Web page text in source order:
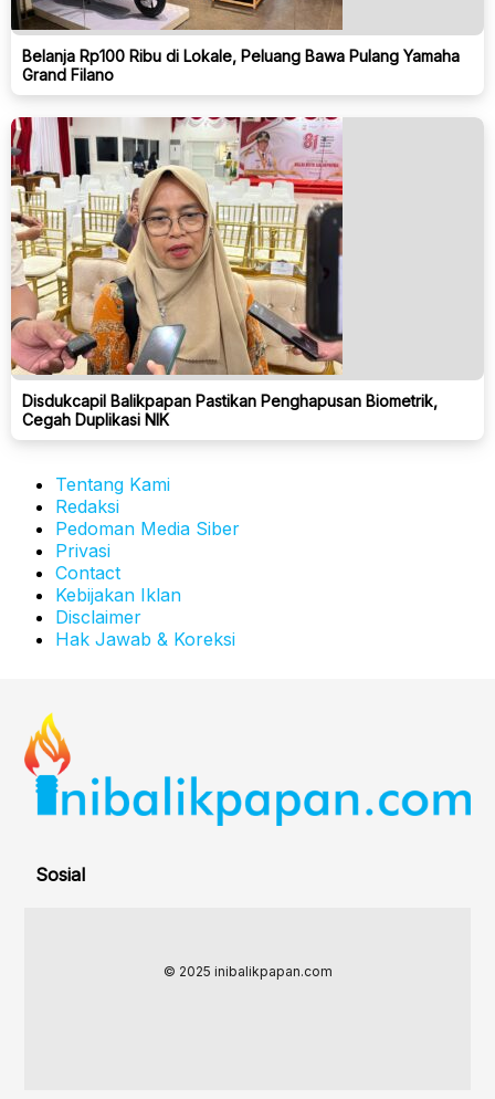
Belanja Rp100 Ribu di Lokale, Peluang Bawa Pulang Yamaha
Grand Filano
Disdukcapil Balikpapan Pastikan Penghapusan Biometrik,
Cegah Duplikasi NIK
Tentang Kami
Redaksi
Pedoman Media Siber
Privasi
Contact
Kebijakan Iklan
Disclaimer
Hak Jawab & Koreksi
Sosial
© 2025 inibalikpapan.com